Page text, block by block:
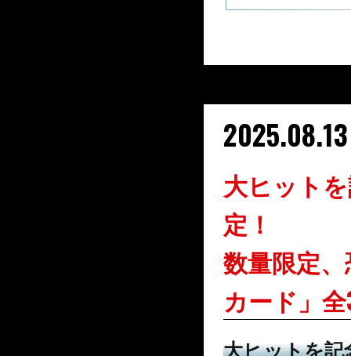
2025.08.13
大ヒット
定！
数量限定
カード」
大ヒットを記